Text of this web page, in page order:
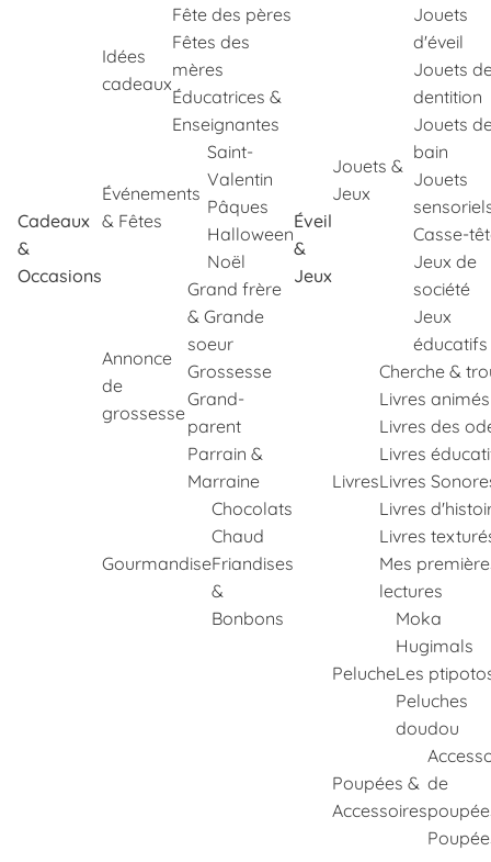
Cadeaux
&
Occasions
Idées
cadeaux
Fête des pères
Fêtes des
mères
Éducatrices &
Enseignantes
Événements
& Fêtes
Saint-
Valentin
Pâques
Halloween
Noël
Annonce
de
grossesse
Grand frère
& Grande
soeur
Grossesse
Grand-
parent
Parrain &
Marraine
Gourmandise
Chocolats
Chaud
Friandises
&
Bonbons
Éveil
&
Jeux
Jouets &
Jeux
Jouets
d'éveil
Jouets
dentition
Jouets
bain
Jouets
Casse-
Jeux de
société
Jeux
éducatifs
Livres
Cherche &
Livres animés
Livres des
Livres
Livres
Livres
Livres
Mes
lectures
Peluche
Moka
Hugimals
Les
Peluches
doudou
Poupées &
Accessoires
de